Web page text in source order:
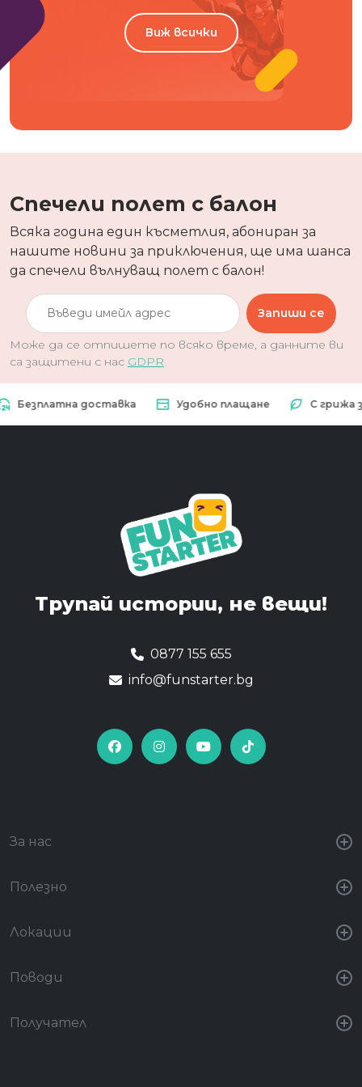
Виж всички
Спечели полет с балон
Всяка година един късметлия, абониран за
нашите новини за приключения, ще има шанса
да спечели вълнуващ полет с балон!
Запиши се
Може да се отпишете по всяко време, а данните ви
са защитени с нас GDPR
доставка Удобно плащане С грижа за
Трупай истории, не вещи!
0877 155 655
info@funstarter.bg
За нас
Полезно
Локации
Поводи
Получател